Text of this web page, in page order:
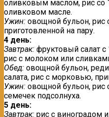
оливковым маслом, рис со
оливковом масле.
Ужин: овощной бульон, рис
приготовленной на пару.
4 день:
Завтрак: фруктовый салат с
рис с молоком или
Обед: овощной бульон,
салата, рис с морковью,
Ужин: овощной бульон, рис
семечек подсолнуха.
5 день:
Завтрак: рис с виноградом